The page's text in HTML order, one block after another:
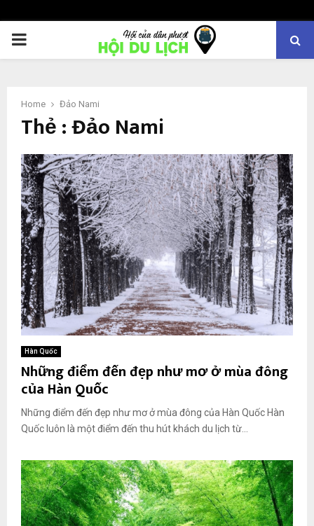
PRIMARY
Home Đảo Nami
Thẻ : Đảo Nami
Hàn Quốc
Những điểm đến đẹp như mơ ở mùa đông
của Hàn Quốc
Những điểm đến đẹp như mơ ở mùa đông của Hàn Quốc Hàn
Quốc luôn là một điểm đến thu hút khách du lịch từ...